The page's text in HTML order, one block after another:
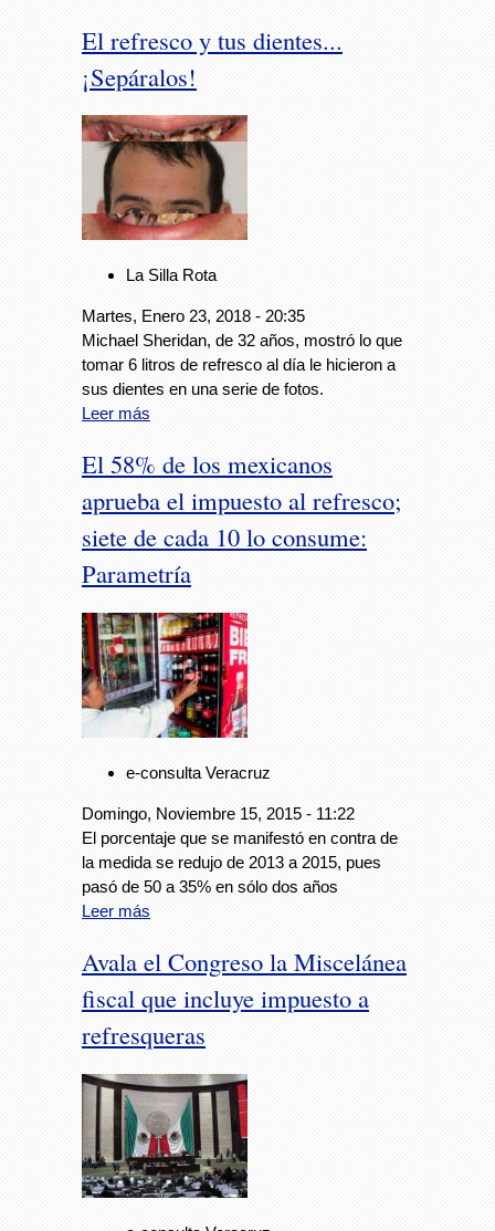
El refresco y tus dientes...
¡Sepáralos!
La Silla Rota
Martes, Enero 23, 2018 - 20:35
Michael Sheridan, de 32 años, mostró lo que
tomar 6 litros de refresco al día le hicieron a
sus dientes en una serie de fotos.
Leer más
El 58% de los mexicanos
aprueba el impuesto al refresco;
siete de cada 10 lo consume:
Parametría
e-consulta Veracruz
Domingo, Noviembre 15, 2015 - 11:22
El porcentaje que se manifestó en contra de
la medida se redujo de 2013 a 2015, pues
pasó de 50 a 35% en sólo dos años
Leer más
Avala el Congreso la Miscelánea
fiscal que incluye impuesto a
refresqueras